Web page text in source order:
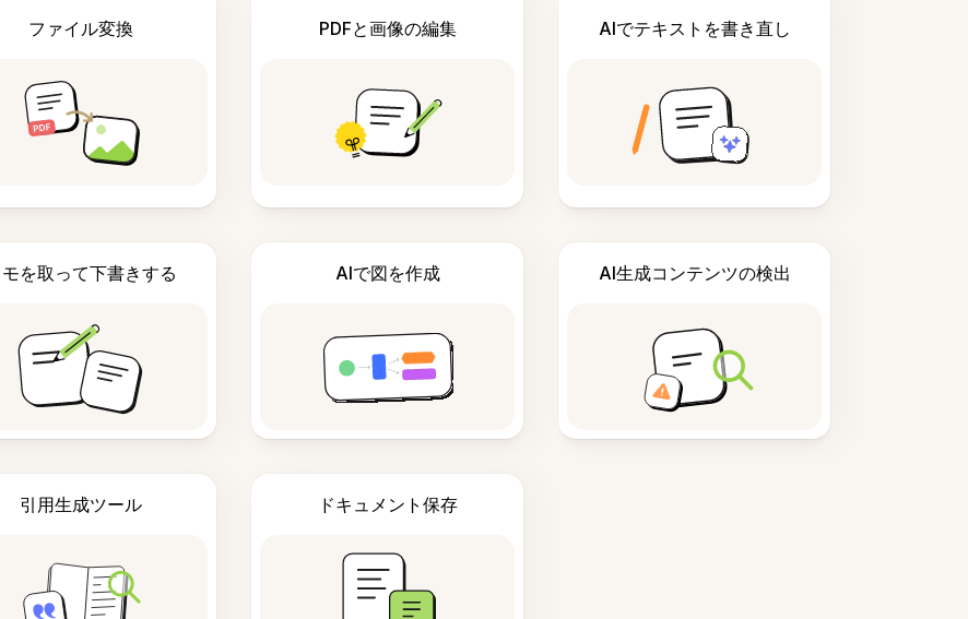
ファイル変換 PDFと画像の編集 AIでテキストを書き直し
モを取って下書きする AIで図を作成 AI生成コンテンツの検出
引用生成ツール ドキュメント保存